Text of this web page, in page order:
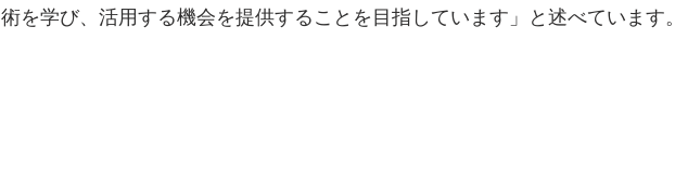
術を学び、活用する機会を提供することを目指しています」と述べています。